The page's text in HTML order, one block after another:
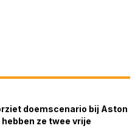
doemscenario bij Aston
ze twee vrije